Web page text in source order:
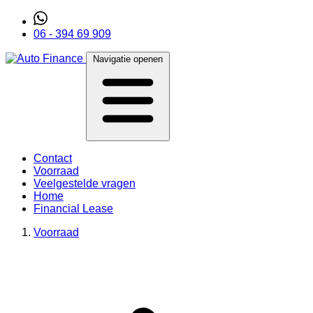
06 - 394 69 909
Navigatie openen
Contact
Voorraad
Veelgestelde vragen
Home
Financial Lease
Voorraad